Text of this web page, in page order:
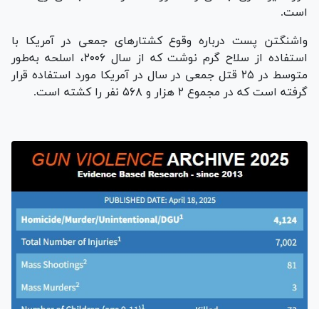
است.
واشنگتن پست درباره وقوع کشتار‌های جمعی در آمریکا با
استفاده از سلاح گرم نوشت که از سال ۲۰۰۶، اسلحه به‌طور
متوسط در ۲۵ قتل جمعی در سال در آمریکا مورد استفاده قرار
گرفته است که در مجموع ۲ هزار و ۵۶۸ نفر را کشته است.